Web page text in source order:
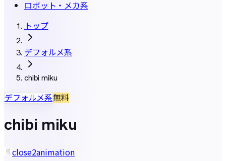
ロボット・メカ系
トップ
デフォルメ系
chibi miku
デフォルメ系無料
chibi miku
close2animation